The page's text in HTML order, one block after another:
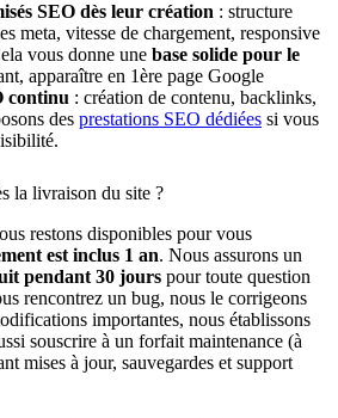
SEO dès leur création : structure
meta, vitesse de chargement, responsive
vous donne une base solide pour le
apparaître en 1ère page Google
continu : création de contenu, backlinks,
des prestations SEO dédiées si vous
la livraison du site ?
restons disponibles pour vous
est inclus 1 an. Nous assurons un
pendant 30 jours pour toute question
rencontrez un bug, nous le corrigeons
importantes, nous établissons
souscrire à un forfait maintenance (à
mises à jour, sauvegardes et support